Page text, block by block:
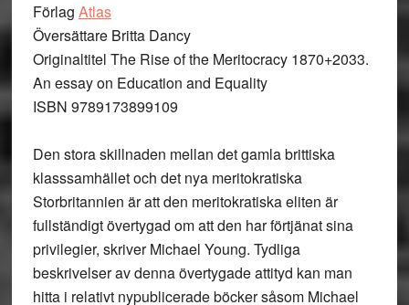
Förlag Atlas
Översättare Britta Dancy
Originaltitel The Rise of the Meritocracy 1870+2033.
An essay on Education and Equality
ISBN 9789173899109
Den stora skillnaden mellan det gamla brittiska
klasssamhället och det nya meritokratiska
Storbritannien är att den meritokratiska eliten är
fullständigt övertygad om att den har förtjänat sina
privilegier, skriver Michael Young. Tydliga
beskrivelser av denna övertygade attityd kan man
hitta i relativt nypublicerade böcker såsom Michael